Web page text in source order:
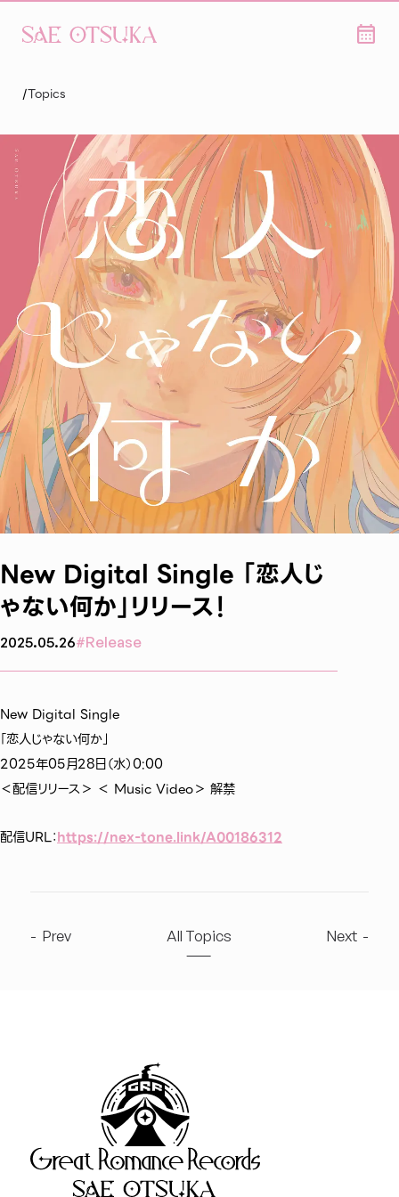
2026
7
August
どんどん曲を作りたい！
/Topics
New Digital Single 「恋人じ
ゃない何か」リリース！
2025.05.26 Release
New Digital Single
「恋人じゃない何か」
2025年05月28日（水）0:00
＜配信リリース＞ ＜ Music Video＞ 解禁
配信URL：https://nex-tone.link/A00186312
Prev All Topics Next